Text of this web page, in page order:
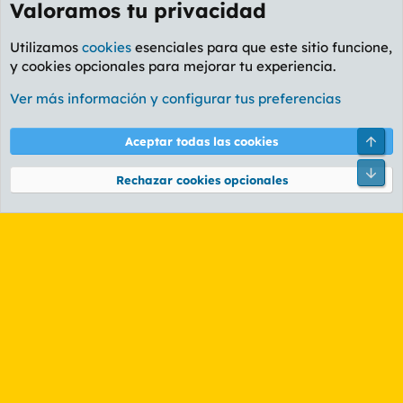
Foro General
Cookies
PL OLDSTYLE AMARILLO
Términos y reglas Política de privacidad Ayuda
Community platform by XenForo® © 2010-2026 XenForo Ltd.
Valoramos tu privacidad
Utilizamos cookies esenciales para que este sitio funcione,
y cookies opcionales para mejorar tu experiencia.
Ver más información y configurar tus preferencias
Aceptar todas las cookies
Rechazar cookies opcionales
Pie